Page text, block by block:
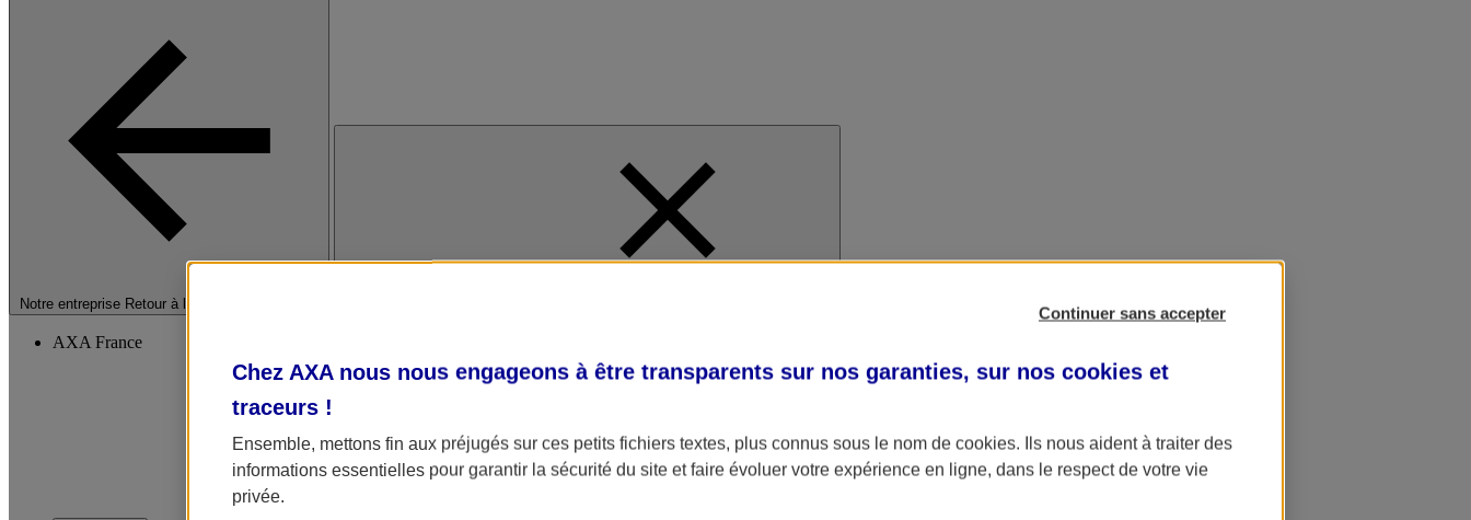
Notre entreprise Retour à la section précédente
AXA France
Continuer sans accepter
Chez AXA nous nous engageons à être transparents sur nos garanties, sur nos cookies et
traceurs !
Ensemble, mettons fin aux préjugés sur ces petits fichiers textes, plus connus sous le nom de cookies. Ils nous aident à traiter des
informations essentielles pour garantir la sécurité du site et faire évoluer votre expérience en ligne, dans le respect de votre vie
privée.